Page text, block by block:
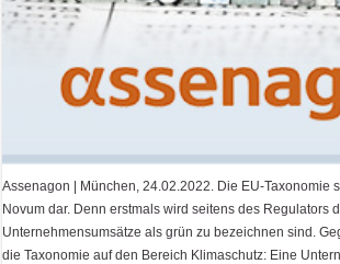
Assenagon | München, 24.02.2022. Die EU-Taxonomie
Novum dar. Denn erstmals wird seitens des Regulators
Unterneh­mensumsätze als grün zu bezeichnen sind.
die Taxonomie auf den Bereich Klimaschutz: Eine